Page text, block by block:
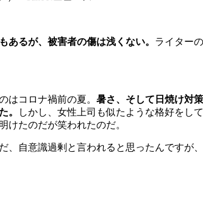
るが、被害者の傷は浅くない。 ライター
はコロナ禍前の夏。 暑さ、そして日焼け対
。
しかし、女性上司も似たような格好をし
けたのだが笑われたのだ。
、自意識過剰と言われると思ったんですが、